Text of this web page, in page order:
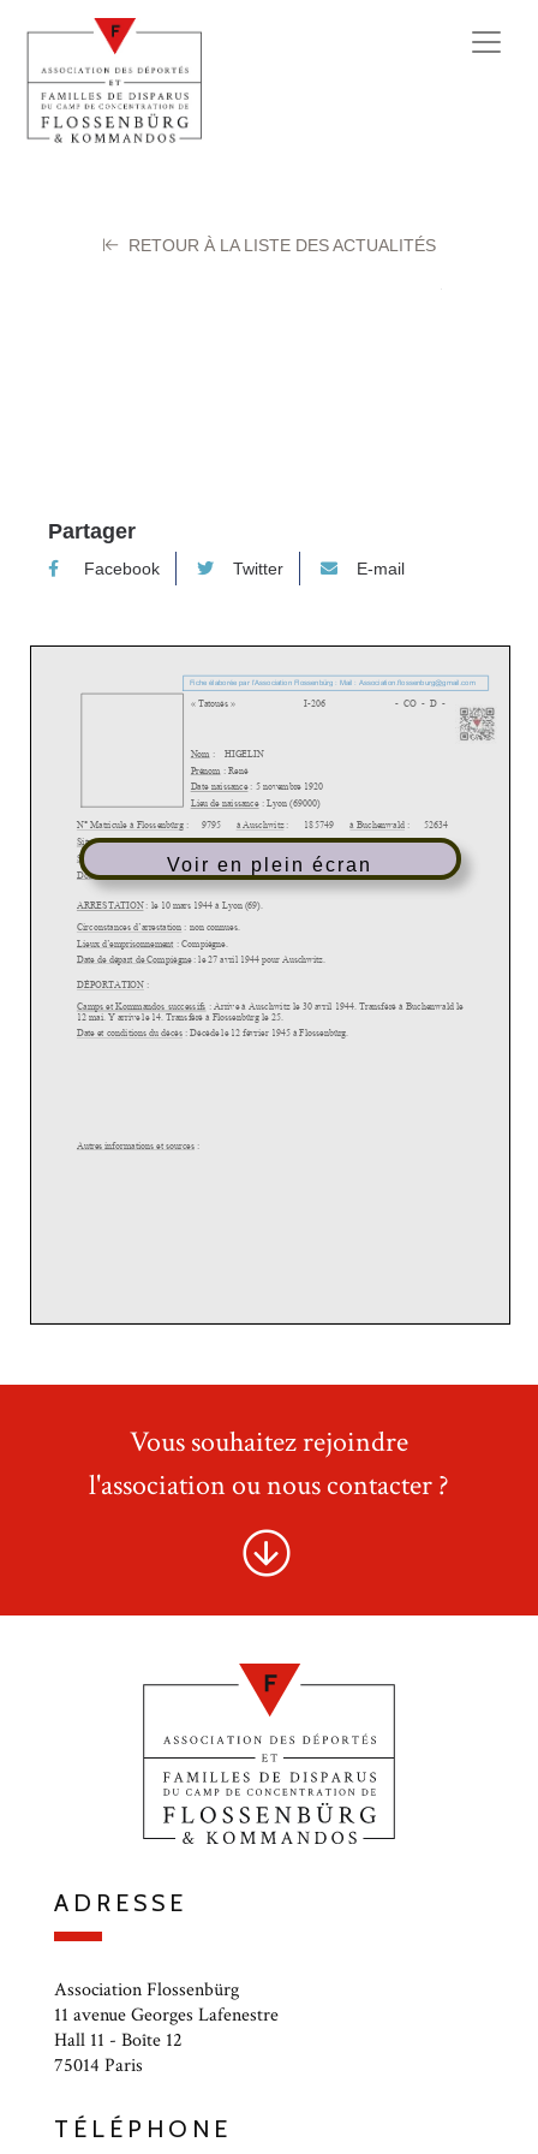
RETOUR À LA LISTE DES ACTUALITÉS
HIGELIN René
Partager
Facebook Twitter E-mail
Voir en plein écran
Vous souhaitez rejoindre
l'association ou nous contacter ?
ADRESSE
Association Flossenbürg
11 avenue Georges Lafenestre
Hall 11 - Boîte 12
75014 Paris
TÉLÉPHONE